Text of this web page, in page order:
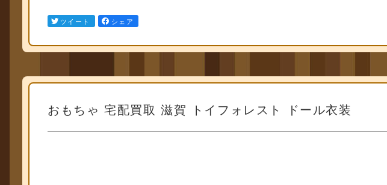
ツイート シェア
おもちゃ 宅配買取 滋賀 トイフォレスト ドール衣装